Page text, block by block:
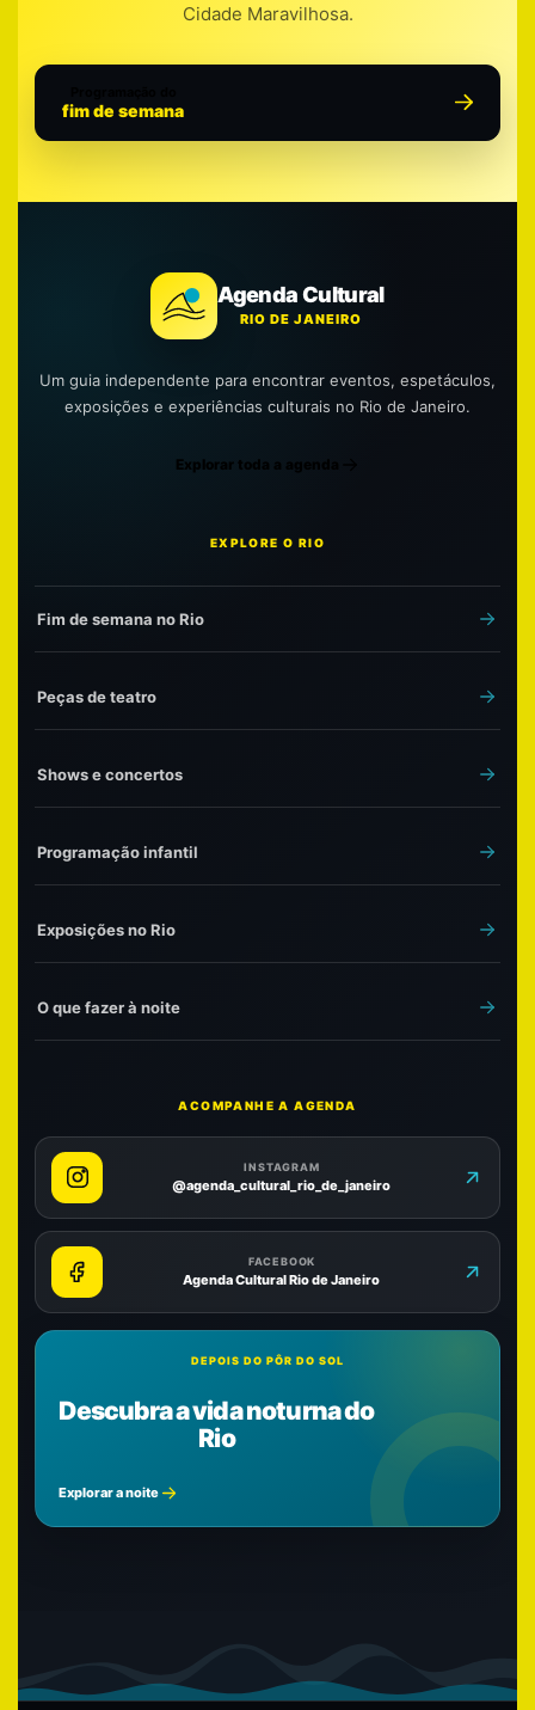
Cidade Maravilhosa.
fim de semana
Agenda Cultural
RIO DE JANEIRO
Um guia independente para encontrar eventos, espetáculos,
exposições e experiências culturais no Rio de Janeiro.
Explorar toda a agenda
EXPLORE O RIO
Fim de semana no Rio
Peças de teatro
Shows e concertos
Programação infantil
Exposições no Rio
O que fazer à noite
ACOMPANHE A AGENDA
INSTAGRAM
@agenda_cultural_rio_de_janeiro
FACEBOOK
Agenda Cultural Rio de Janeiro
DEPOIS DO PÔR DO SOL
Descubra a vida noturna do
Rio
Explorar a noite